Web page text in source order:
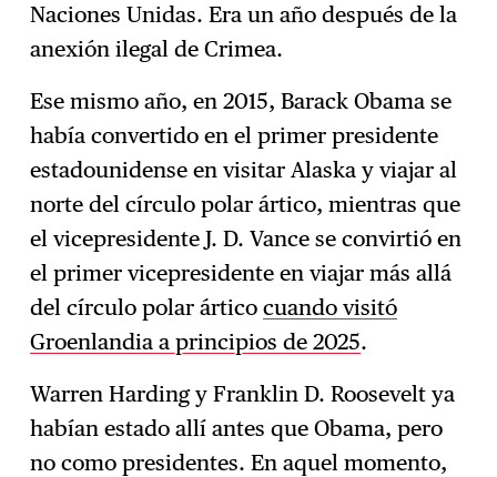
Naciones Unidas. Era un año después de la
anexión ilegal de Crimea.
Ese mismo año, en 2015, Barack Obama se
había convertido en el primer presidente
estadounidense en visitar Alaska y viajar al
norte del círculo polar ártico, mientras que
el vicepresidente J. D. Vance se convirtió en
el primer vicepresidente en viajar más allá
del círculo polar árticocuando visitó
Groenlandia a principios de 2025.
Warren Harding y Franklin D. Roosevelt ya
habían estado allí antes que Obama, pero
no como presidentes. En aquel momento,